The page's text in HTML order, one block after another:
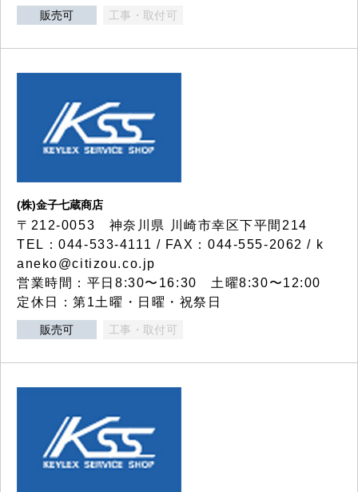
販売可 工事・取付可
(株)金子七蔵商店
〒212-0053 神奈川県 川崎市幸区下平間214
TEL：044-533-4111 / FAX：044-555-2062 / k
aneko@citizou.co.jp
営業時間：平日8:30〜16:30 土曜8:30〜12:00
定休日：第1土曜・日曜・祝祭日
販売可 工事・取付可